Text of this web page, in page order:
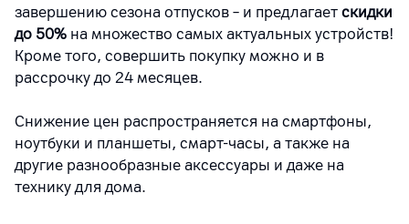
завершению сезона отпусков – и предлагает скидки
до 50% на множество самых актуальных устройств!
Кроме того, совершить покупку можно и в
рассрочку до 24 месяцев.
Снижение цен распространяется на смартфоны,
ноутбуки и планшеты, смарт-часы, а также на
другие разнообразные аксессуары и даже на
технику для дома.